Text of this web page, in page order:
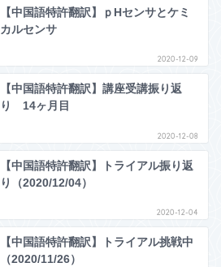
【中国語特許翻訳】ｐHセンサとケミ
カルセンサ
2020-12-09
【中国語特許翻訳】講座受講振り返
り 14ヶ月目
2020-12-08
【中国語特許翻訳】トライアル振り返
り（2020/12/04）
2020-12-04
【中国語特許翻訳】トライアル挑戦中
（2020/11/26）